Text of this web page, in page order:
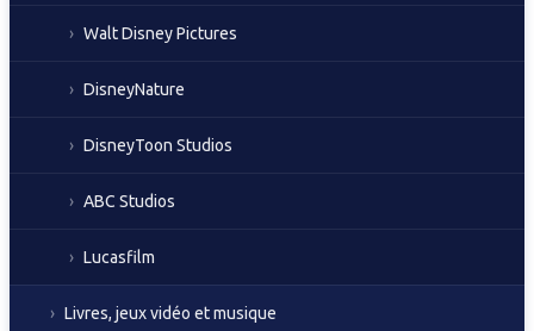
Walt Disney Pictures
DisneyNature
DisneyToon Studios
ABC Studios
Lucasfilm
Livres, jeux vidéo et musique